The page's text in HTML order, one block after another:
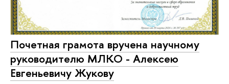
Почетная грамота вручена научному
руководителю МЛКО - Алексею
Евгеньевичу Жукову